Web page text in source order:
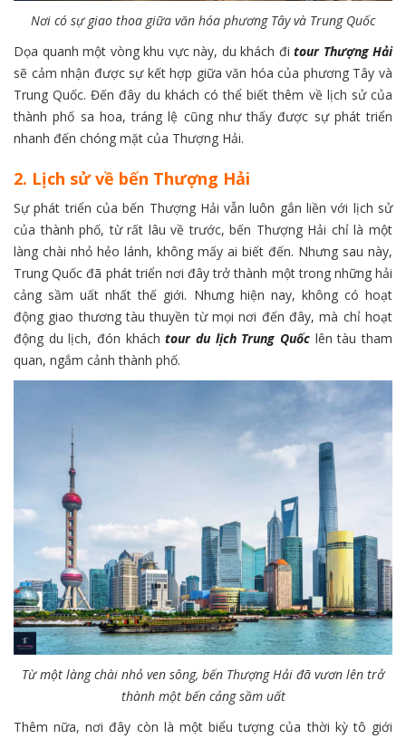
Nơi có sự giao thoa giữa văn hóa phương Tây và Trung Quốc
Dọa quanh một vòng khu vực này, du khách đi tour Thượng Hải
sẽ cảm nhận được sự kết hợp giữa văn hóa của phương Tây và
Trung Quốc. Đến đây du khách có thể biết thêm về lịch sử của
thành phố sa hoa, tráng lệ cũng như thấy được sự phát triển
nhanh đến chóng mặt của Thượng Hải.
2. Lịch sử về bến Thượng Hải
Sự phát triển của bến Thượng Hải vẫn luôn gắn liền với lịch sử
của thành phố, từ rất lâu về trước, bến Thượng Hải chỉ là một
làng chài nhỏ hẻo lánh, không mấy ai biết đến. Nhưng sau này,
Trung Quốc đã phát triển nơi đây trở thành một trong những hải
cảng sầm uất nhất thế giới. Nhưng hiện nay, không có hoạt
động giao thương tàu thuyền từ mọi nơi đến đây, mà chỉ hoạt
động du lịch, đón kháchtour du lịch Trung Quốc lên tàu tham
quan, ngắm cảnh thành phố.
Từ một làng chài nhỏ ven sông, bến Thượng Hải đã vươn lên trở
thành một bến cảng sầm uất
Thêm nữa, nơi đây còn là một biểu tượng của thời kỳ tô giới